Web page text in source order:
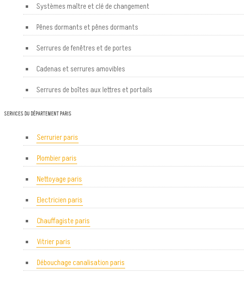
Systèmes maître et clé de changement
Pênes dormants et pênes dormants
Serrures de fenêtres et de portes
Cadenas et serrures amovibles
Serrures de boîtes aux lettres et portails
SERVICES DU DÉPARTEMENT PARIS
Serrurier paris
Plombier paris
Nettoyage paris
Electricien paris
Chauffagiste paris
Vitrier paris
Débouchage canalisation paris